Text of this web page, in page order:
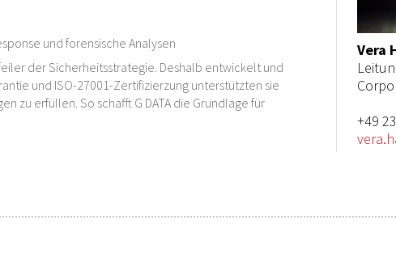
und forensische Analysen
der Sicherheitsstrategie. Deshalb entwickelt und
und ISO-27001-Zertifizierzung unterstützten sie
zu erfüllen. So schafft G DATA die Grundlage für
Vera
+49